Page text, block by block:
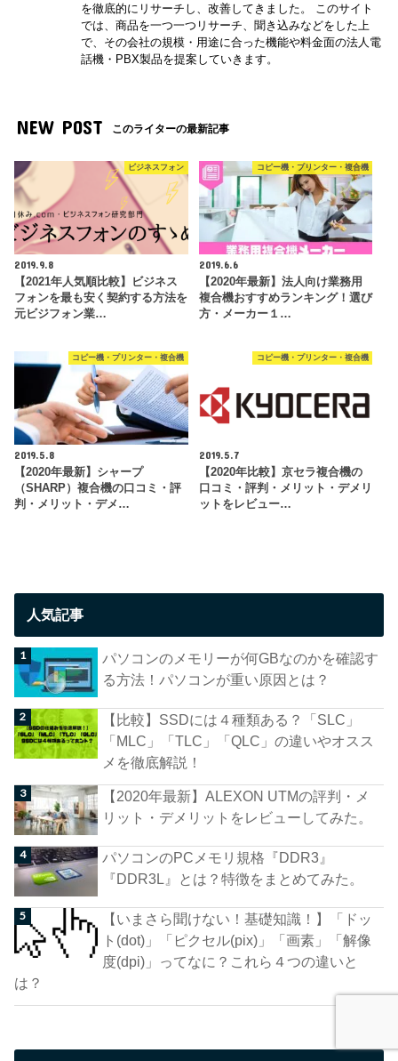
を徹底的にリサーチし、改善してきました。 このサイト
では、商品を一つ一つリサーチ、聞き込みなどをした上
で、その会社の規模・用途に合った機能や料金面の法人電
話機・PBX製品を提案していきます。
NEW POST このライターの最新記事
ビジネスフォン
2019.9.8
【2021年人気順比較】ビジネス
フォンを最も安く契約する方法を
元ビジフォン業…
コピー機・プリンター・複合機
2019.6.6
【2020年最新】法人向け業務用
複合機おすすめランキング！選び
方・メーカー１…
コピー機・プリンター・複合機
2019.5.8
【2020年最新】シャープ
（SHARP）複合機の口コミ・評
判・メリット・デメ…
コピー機・プリンター・複合機
2019.5.7
【2020年比較】京セラ複合機の
口コミ・評判・メリット・デメリ
ットをレビュー…
人気記事
パソコンのメモリーが何GBなのかを確認す
る方法！パソコンが重い原因とは？
【比較】SSDには４種類ある？「SLC」
「MLC」「TLC」「QLC」の違いやオスス
メを徹底解説！
【2020年最新】ALEXON UTMの評判・メ
リット・デメリットをレビューしてみた。
パソコンのPCメモリ規格『DDR3』
『DDR3L』とは？特徴をまとめてみた。
【いまさら聞けない！基礎知識！】「ドッ
ト(dot)」「ピクセル(pix)」「画素」「解像
度(dpi)」ってなに？これら４つの違いと
は？